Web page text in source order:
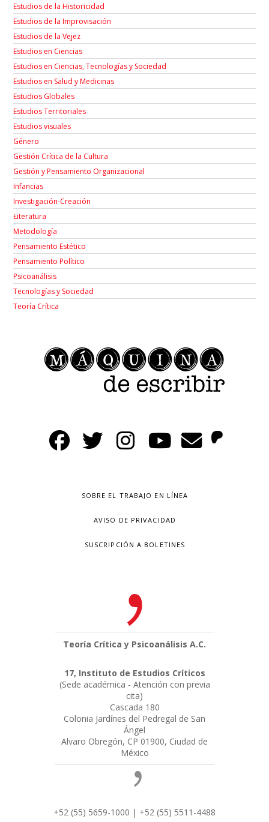
Estudios de la Historicidad
Estudios de la Improvisación
Estudios de la Vejez
Estudios en Ciencias
Estudios en Ciencias, Tecnologías y Sociedad
Estudios en Salud y Medicinas
Estudios Globales
Estudios Territoriales
Estudios visuales
Género
Gestión Crítica de la Cultura
Gestión y Pensamiento Organizacional
Infancias
Investigación-Creación
Łiteratura
Metodología
Pensamiento Estético
Pensamiento Político
Psicoanálisis
Tecnologías y Sociedad
Teoría Crítica
SOBRE EL TRABAJO EN LÍNEA
AVISO DE PRIVACIDAD
SUSCRIPCIÓN A BOLETINES
Teoría Crítica y Psicoanálisis A.C.
17, Instituto de Estudios Críticos
(Sede académica - Atención con previa
cita)
Cascada 180
Colonia Jardínes del Pedregal de San
Ángel
Alvaro Obregón, CP 01900, Ciudad de
México
+52 (55) 5659-1000 | +52 (55) 5511-4488